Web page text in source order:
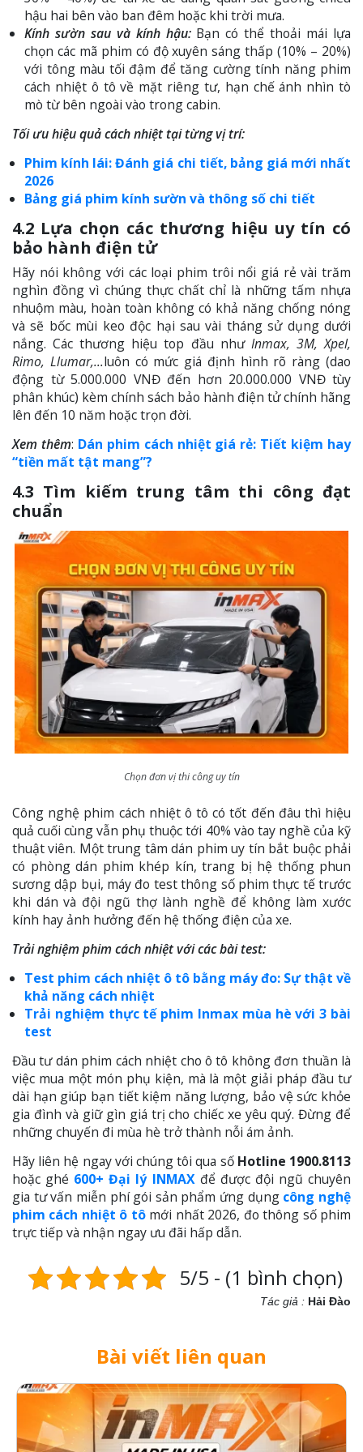
hậu hai bên vào ban đêm hoặc khi trời mưa.
Kính sườn sau và kính hậu:Bạn có thể thoải mái lựa
chọn các mã phim có độ xuyên sáng thấp (10% – 20%)
với tông màu tối đậm để tăng cường tính năng phim
cách nhiệt ô tô về mặt riêng tư, hạn chế ánh nhìn tò
mò từ bên ngoài vào trong cabin.
Tối ưu hiệu quả cách nhiệt tại từng vị trí:
Phim kính lái: Đánh giá chi tiết, bảng giá mới nhất
2026
Bảng giá phim kính sườn và thông số chi tiết
4.2 Lựa chọn các thương hiệu uy tín có
bảo hành điện tử
Hãy nói không với các loại phim trôi nổi giá rẻ vài trăm
nghìn đồng vì chúng thực chất chỉ là những tấm nhựa
nhuộm màu, hoàn toàn không có khả năng chống nóng
và sẽ bốc mùi keo độc hại sau vài tháng sử dụng dưới
nắng. Các thương hiệu top đầu như Inmax, 3M, Xpel,
Rimo, Llumar,…luôn có mức giá định hình rõ ràng (dao
động từ 5.000.000 VNĐ đến hơn 20.000.000 VNĐ tùy
phân khúc) kèm chính sách bảo hành điện tử chính hãng
lên đến 10 năm hoặc trọn đời.
Xem thêm: Dán phim cách nhiệt giá rẻ: Tiết kiệm hay
“tiền mất tật mang”?
4.3 Tìm kiếm trung tâm thi công đạt
chuẩn
Chọn đơn vị thi công uy tín
Công nghệ phim cách nhiệt ô tô có tốt đến đâu thì hiệu
quả cuối cùng vẫn phụ thuộc tới 40% vào tay nghề của kỹ
thuật viên. Một trung tâm dán phim uy tín bắt buộc phải
có phòng dán phim khép kín, trang bị hệ thống phun
sương dập bụi, máy đo test thông số phim thực tế trước
khi dán và đội ngũ thợ lành nghề để không làm xước
kính hay ảnh hưởng đến hệ thống điện của xe.
Trải nghiệm phim cách nhiệt với các bài test:
Test phim cách nhiệt ô tô bằng máy đo: Sự thật về
khả năng cách nhiệt
Trải nghiệm thực tế phim Inmax mùa hè với 3 bài
test
Đầu tư dán phim cách nhiệt cho ô tô không đơn thuần là
việc mua một món phụ kiện, mà là một giải pháp đầu tư
dài hạn giúp bạn tiết kiệm năng lượng, bảo vệ sức khỏe
gia đình và giữ gìn giá trị cho chiếc xe yêu quý. Đừng để
những chuyến đi mùa hè trở thành nỗi ám ảnh.
Hãy liên hệ ngay với chúng tôi qua số Hotline 1900.8113
hoặc ghé 600+ Đại lý INMAXđể được đội ngũ chuyên
gia tư vấn miễn phí gói sản phẩm ứng dụng công nghệ
phim cách nhiệt ô tômới nhất 2026, đo thông số phim
trực tiếp và nhận ngay ưu đãi hấp dẫn.
5/5 - (1 bình chọn)
Tác giả : Hải Đào
Bài viết liên quan